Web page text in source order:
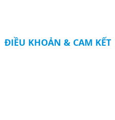
ĐIỀU KHOẢN & CAM KẾT